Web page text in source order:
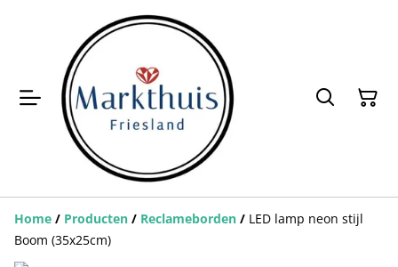
Home / Producten / Reclameborden / LED lamp neon stijl
Boom (35x25cm)